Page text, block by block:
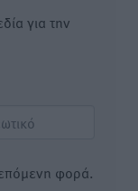
για την
φορά.